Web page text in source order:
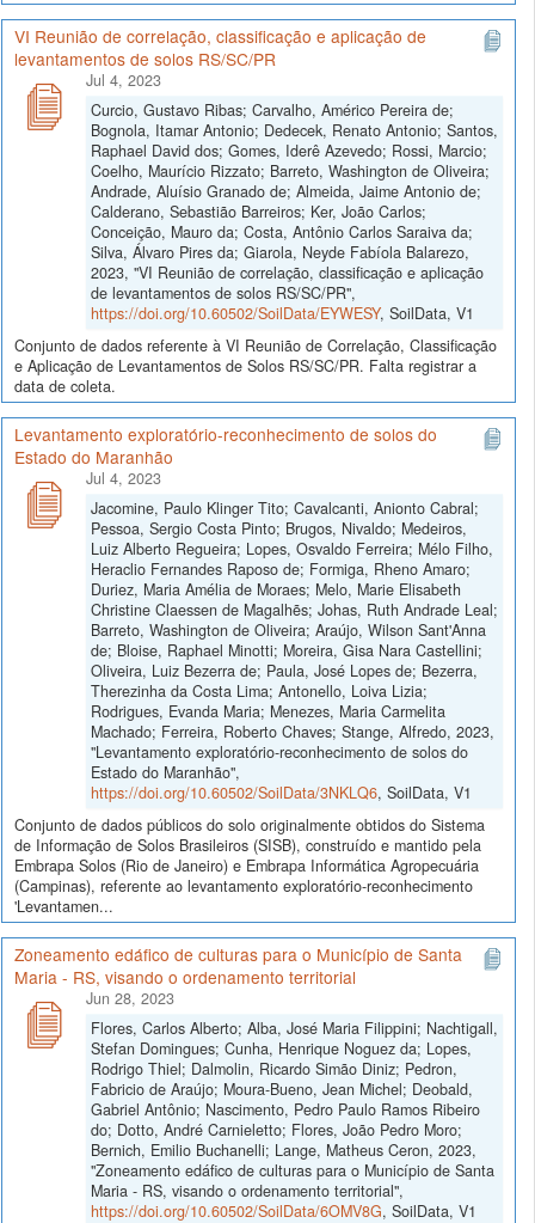
VI Reunião de correlação, classificação e aplicação de
levantamentos de solos RS/SC/PR
Jul 4, 2023
Curcio, Gustavo Ribas; Carvalho, Américo Pereira de;
Bognola, Itamar Antonio; Dedecek, Renato Antonio; Santos,
Raphael David dos; Gomes, Iderê Azevedo; Rossi, Marcio;
Coelho, Maurício Rizzato; Barreto, Washington de Oliveira;
Andrade, Aluísio Granado de; Almeida, Jaime Antonio de;
Calderano, Sebastião Barreiros; Ker, João Carlos;
Conceição, Mauro da; Costa, Antônio Carlos Saraiva da;
Silva, Álvaro Pires da; Giarola, Neyde Fabíola Balarezo,
2023, "VI Reunião de correlação, classificação e aplicação
de levantamentos de solos RS/SC/PR",
https://doi.org/10.60502/SoilData/EYWESY, SoilData, V1
Conjunto de dados referente à VI Reunião de Correlação, Classificação
e Aplicação de Levantamentos de Solos RS/SC/PR. Falta registrar a
data de coleta.
Levantamento exploratório-reconhecimento de solos do
Estado do Maranhão
Jul 4, 2023
Jacomine, Paulo Klinger Tito; Cavalcanti, Anionto Cabral;
Pessoa, Sergio Costa Pinto; Brugos, Nivaldo; Medeiros,
Luiz Alberto Regueira; Lopes, Osvaldo Ferreira; Mélo Filho,
Heraclio Fernandes Raposo de; Formiga, Rheno Amaro;
Duriez, Maria Amélia de Moraes; Melo, Marie Elisabeth
Christine Claessen de Magalhẽs; Johas, Ruth Andrade Leal;
Barreto, Washington de Oliveira; Araújo, Wilson Sant'Anna
de; Bloise, Raphael Minotti; Moreira, Gisa Nara Castellini;
Oliveira, Luiz Bezerra de; Paula, José Lopes de; Bezerra,
Therezinha da Costa Lima; Antonello, Loiva Lizia;
Rodrigues, Evanda Maria; Menezes, Maria Carmelita
Machado; Ferreira, Roberto Chaves; Stange, Alfredo, 2023,
"Levantamento exploratório-reconhecimento de solos do
Estado do Maranhão",
https://doi.org/10.60502/SoilData/3NKLQ6, SoilData, V1
Conjunto de dados públicos do solo originalmente obtidos do Sistema
de Informação de Solos Brasileiros (SISB), construído e mantido pela
Embrapa Solos (Rio de Janeiro) e Embrapa Informática Agropecuária
(Campinas), referente ao levantamento exploratório-reconhecimento
'Levantamen...
Zoneamento edáfico de culturas para o Município de Santa
Maria - RS, visando o ordenamento territorial
Jun 28, 2023
Flores, Carlos Alberto; Alba, José Maria Filippini; Nachtigall,
Stefan Domingues; Cunha, Henrique Noguez da; Lopes,
Rodrigo Thiel; Dalmolin, Ricardo Simão Diniz; Pedron,
Fabricio de Araújo; Moura-Bueno, Jean Michel; Deobald,
Gabriel Antônio; Nascimento, Pedro Paulo Ramos Ribeiro
do; Dotto, André Carnieletto; Flores, João Pedro Moro;
Bernich, Emilio Buchanelli; Lange, Matheus Ceron, 2023,
"Zoneamento edáfico de culturas para o Município de Santa
Maria - RS, visando o ordenamento territorial",
https://doi.org/10.60502/SoilData/6OMV8G, SoilData, V1